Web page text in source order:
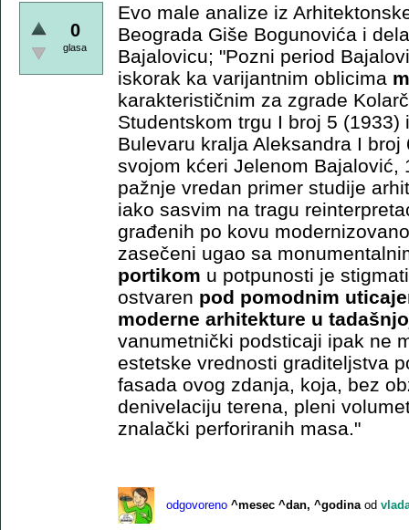
0
glasa
Evo male analize iz
Beograda Giše Bogunovića i
Bajalovicu; "Pozni period
iskorak ka varijantnim oblicima
karakterističnim za zgrade
Studentskom trgu I broj 5 (1933)
Bulevaru kralja Aleksandra I
svojom kćeri Jelenom Bajalović,
pažnje vredan primer studije
iako sasvim na tragu
građenih po kovu
zasečeni ugao sa
portikom u potpunosti je
ostvaren pod pomodnim
moderne arhitekture u
vanumetnički podsticaji ipak ne
estetske vrednosti graditeljstva
fasada ovog zdanja, koja, bez
denivelaciju terena, pleni
znalački perforiranih masa."
odgovoreno ^mesec ^dan, ^godina od